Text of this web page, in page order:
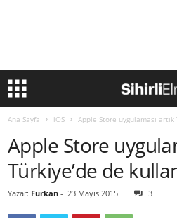
Ana Sayfa iOS Apple Store uygulaması
Apple Store
Türkiye’de de
Yazar: Furkan - 23 Mayıs 2015 3